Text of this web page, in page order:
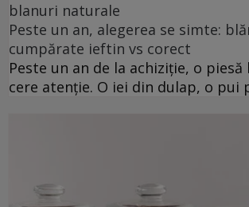
blanuri naturale
Peste un an, alegerea se simte:
cumpărate ieftin vs corect
Peste un an de la achiziție, o
cere atenție. O iei din dulap, o pui